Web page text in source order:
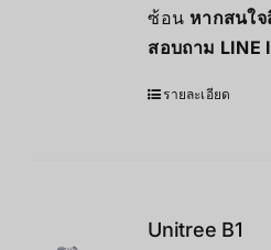
ซ้อน หากสนใ
สอบถาม LINE
รายละเอียด
Unitree B1